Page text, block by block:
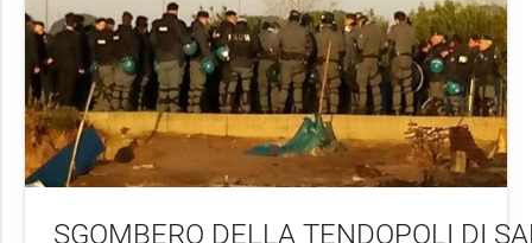
SGOMBERO DELLA TENDOPOLI DI